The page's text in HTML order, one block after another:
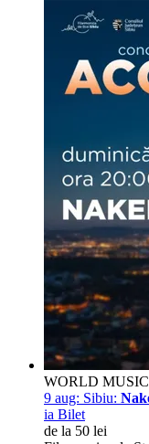
WORLD MUSIC
9 aug: Sibiu:
ia Bilet
de la 50 lei